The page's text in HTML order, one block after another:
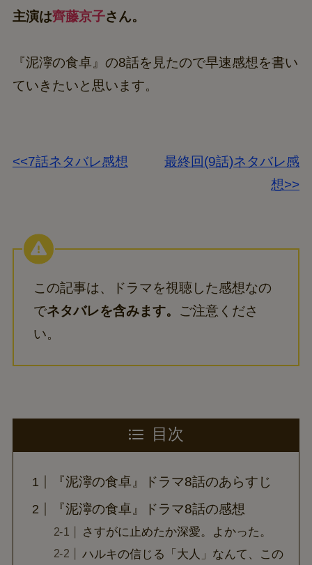
主演は齊藤京子さん。
『泥濘の食卓』の8話を見たので早速感想を書い
ていきたいと思います。
<<7話ネタバレ感想
最終回(9話)ネタバレ感
想>>
この記事は、ドラマを視聴した感想なの
でネタバレを含みます。 ご注意くださ
い。
目次
『泥濘の食卓』ドラマ8話のあらすじ
『泥濘の食卓』ドラマ8話の感想
さすがに止めたか深愛。よかった。
ハルキの信じる「大人」なんて、この